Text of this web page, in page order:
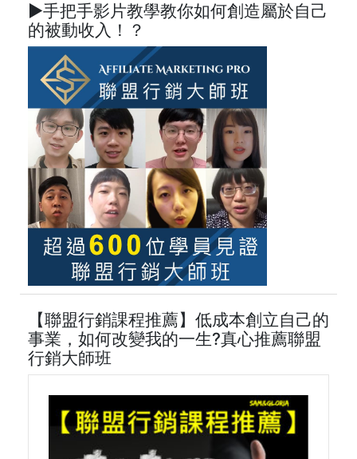
►手把手影片教學教你如何創造屬於自己
的被動收入！？
【聯盟行銷課程推薦】低成本創立自己的
事業，如何改變我的一生?真心推薦聯盟
行銷大師班